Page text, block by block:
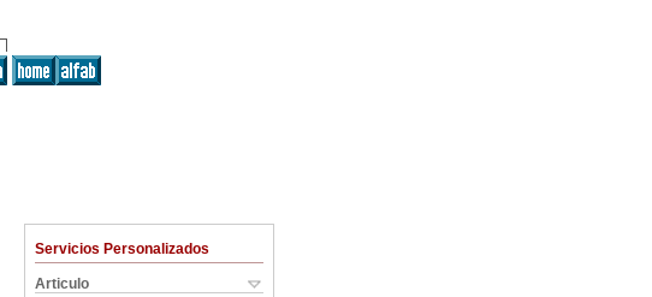
Servicios Personalizados
Articulo